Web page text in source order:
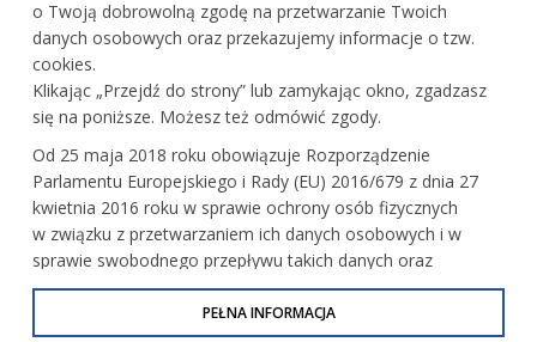
SKRÓCONA TRASA 30-TKI
12.06.2025, 13:16
Jak informuje Zarząd Dróg i Komunikacji w Tarnowie,
w najbliższą sobotę, 14 czerwca skrócona zostanie trasa
linii nr 30. Ma to związek z planowaną tego dnia imprezą na
Kantorii.
o Twoją dobrowolną zgodę na przetwarzanie Twoich
danych osobowych oraz przekazujemy informacje o tzw.
cookies.
Klikając „Przejdź do strony” lub zamykając okno, zgadzasz
się na poniższe. Możesz też odmówić zgody.
Od 25 maja 2018 roku obowiązuje Rozporządzenie
Parlamentu Europejskiego i Rady (EU) 2016/679 z dnia 27
kwietnia 2016 roku w sprawie ochrony osób fizycznych
w związku z przetwarzaniem ich danych osobowych i w
sprawie swobodnego przepływu takich danych oraz
uchylenia dyrektywy 95/46/WE (określane jako RODO, GDPR
lub Ogólne Rozporządzenie o Ochronie Danych
PEŁNA INFORMACJA